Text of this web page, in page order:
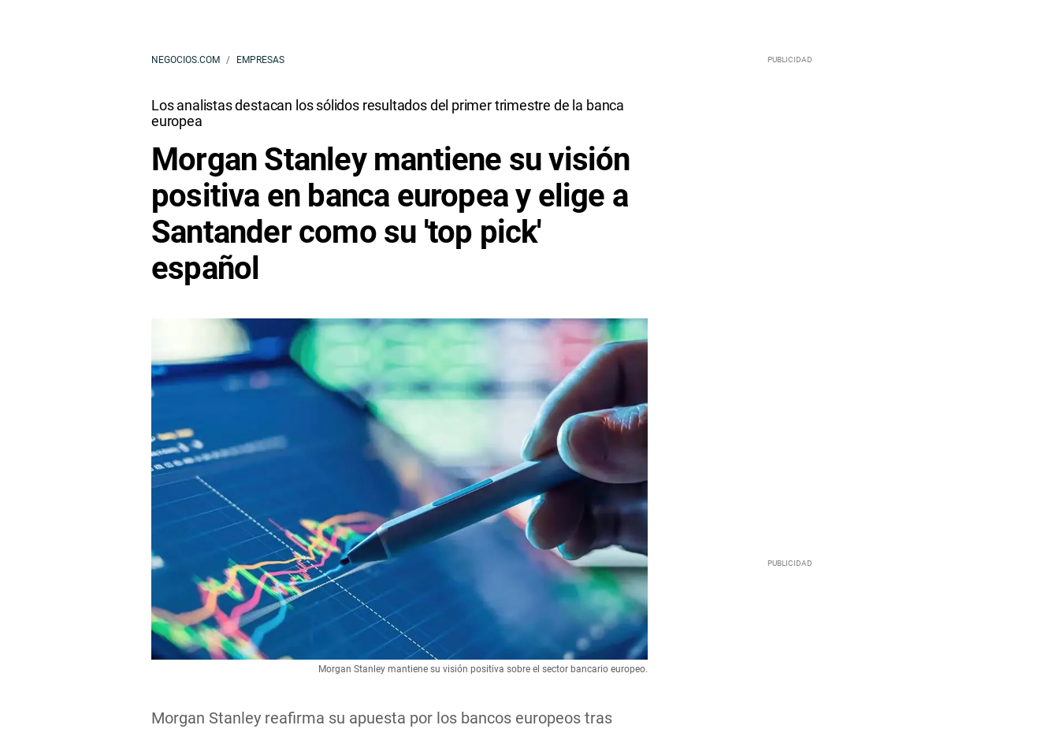
NEGOCIOS.COM EMPRESAS
Los analistas destacan los sólidos resultados del primer trimestre de la banca
europea
Morgan Stanley mantiene su visión
positiva en banca europea y elige a
Santander como su 'top pick'
español
Morgan Stanley reafirma su apuesta por los bancos europeos tras
Morgan Stanley mantiene su visión positiva sobre el sector bancario europeo.